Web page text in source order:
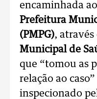
encaminhada ao
Prefeitura
(PMPG), através
Municipal de
que “tomou as
relação ao
inspecionado